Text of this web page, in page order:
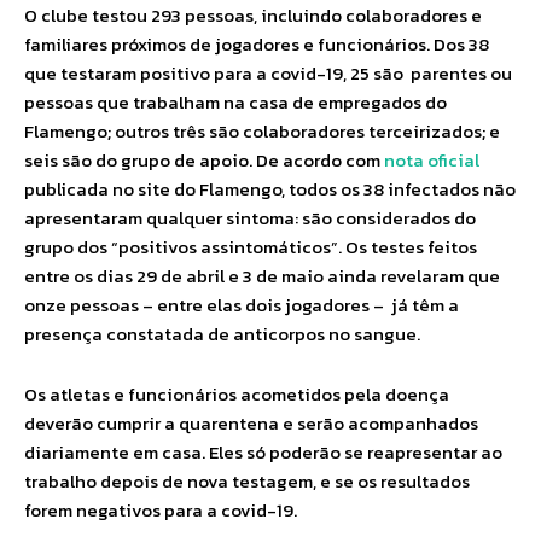
O clube testou 293 pessoas, incluindo colaboradores e
familiares próximos de jogadores e funcionários. Dos 38
que testaram positivo para a covid-19, 25 são parentes ou
pessoas que trabalham na casa de empregados do
Flamengo; outros três são colaboradores terceirizados; e
seis são do grupo de apoio. De acordo comnota oficial
publicada no site do Flamengo, todos os 38 infectados não
apresentaram qualquer sintoma: são considerados do
grupo dos “positivos assintomáticos”. Os testes feitos
entre os dias 29 de abril e 3 de maio ainda revelaram que
onze pessoas – entre elas dois jogadores – já têm a
presença constatada de anticorpos no sangue.
Os atletas e funcionários acometidos pela doença
deverão cumprir a quarentena e serão acompanhados
diariamente em casa. Eles só poderão se reapresentar ao
trabalho depois de nova testagem, e se os resultados
forem negativos para a covid-19.